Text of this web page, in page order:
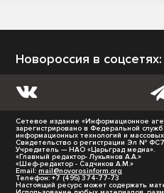
Новороссия в соцсетях:
Сетевое издание «Информационное
зарегистрировано в Федеральной
информационных технологий и
Свидетельство о регистрации Эл №
Учредитель — НАО «Царьград медиа».
«Главный редактор- Лукьянов А.А.»
«Шеф-редактор - Садчиков А.М.»
Email: mail@novorosinform.org
Телефон: +7 (495) 374-77-73
Настоящий ресурс может содержать